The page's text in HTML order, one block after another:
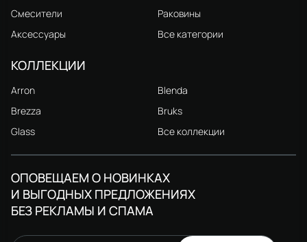
Смесители
Раковины
Аксессуары
Все категории
КОЛЛЕКЦИИ
Arron
Blenda
Brezza
Bruks
Glass
Все коллекции
ОПОВЕЩАЕМ О НОВИНКАХ
И ВЫГОДНЫХ ПРЕДЛОЖЕНИЯХ
БЕЗ РЕКЛАМЫ И СПАМА